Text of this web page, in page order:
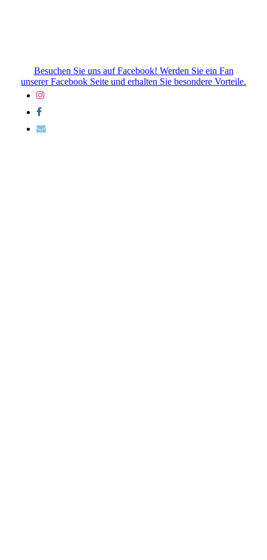
Besuchen Sie uns auf Facebook! Werden Sie ein Fan
unserer Facebook Seite und erhalten Sie besondere Vorteile.